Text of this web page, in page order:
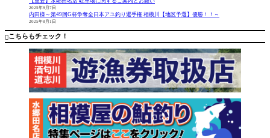
2025年9月7日
内田様～第49回G杯争奪全日本アユ釣り選手権 相模川【地区予選】優勝！！～
2025年8月1日
こちらもチェック！
シュのグ
ラスムク
より軽量
なPCムク
トップ
自分では
買うのは